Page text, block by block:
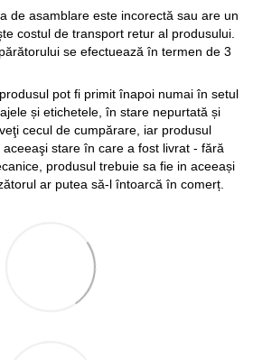
de asamblare este incorectă sau are un
costul de transport retur al produsului.
se efectuează în termen de 3
pot fi primit înapoi numai în setul
și etichetele, în stare nepurtată și
cecul de cumpărare, iar produsul
stare în care a fost livrat - fără
produsul trebuie sa fie in aceeași
ar putea să-l întoarcă în comerț.